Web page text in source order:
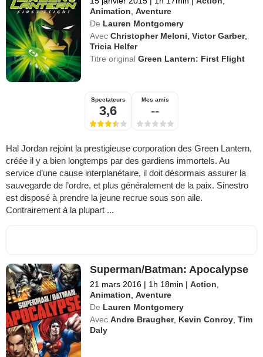
Animation ,Aventure
De Lauren Montgomery
Avec Christopher Meloni ,Victor Garber,
Tricia Helfer
Titre originalGreen Lantern: First Flight
Spectateurs
3,6
Mes amis
--
Hal Jordan rejoint la prestigieuse corporation des Green Lantern,
créée il y a bien longtemps par des gardiens immortels. Au
service d’une cause interplanétaire, il doit désormais assurer la
sauvegarde de l’ordre, et plus généralement de la paix. Sinestro
est disposé à prendre la jeune recrue sous son aile.
Contrairement à la plupart ...
Superman/Batman: Apocalypse
21 mars 2016 | 1h 18min | Action
Animation ,Aventure
De Lauren Montgomery
Avec Andre Braugher, Kevin Conroy ,Tim
Daly